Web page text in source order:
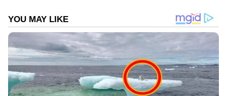
ഏജൻസിയായ പിടിഐ റിപ്പോർട്ട് ചെയ്തു.
തൃണമൂൽ കോൺഗ്രസിനുള്ളിലെ
അസംതൃപ്തരായ നേതാക്കൾ
കൂടുമാറിയേക്കാമെന്ന